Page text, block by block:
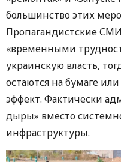
большинство этих
Пропагандистские
«временными
украинскую власть,
остаются на бумаге
эффект. Фактически
дыры» вместо
инфраструктуры.